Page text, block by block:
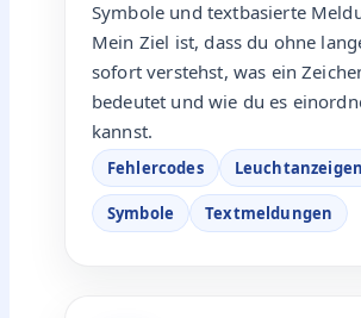
Symbole und textbasierte
Mein Ziel ist, dass du ohne
sofort verstehst, was ein
bedeutet und wie du es
kannst.
Fehlercodes Leuchtanzeigen
Symbole Textmeldungen